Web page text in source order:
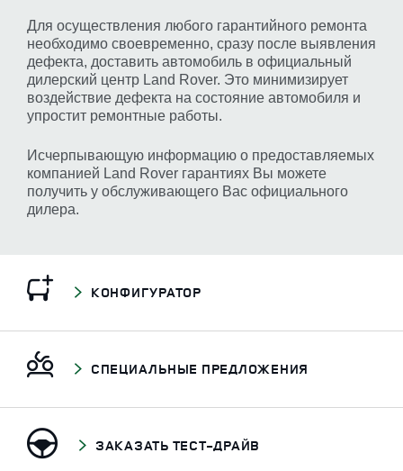
Для осуществления любого гарантийного ремонта
необходимо своевременно, сразу после выявления
дефекта, доставить автомобиль в официальный
дилерский центр Land Rover. Это минимизирует
воздействие дефекта на состояние автомобиля и
упростит ремонтные работы.
Исчерпывающую информацию о предоставляемых
компанией Land Rover гарантиях Вы можете
получить у обслуживающего Вас официального
дилера.
КОНФИГУРАТОР
СПЕЦИАЛЬНЫЕ ПРЕДЛОЖЕНИЯ
ЗАКАЗАТЬ ТЕСТ-ДРАЙВ